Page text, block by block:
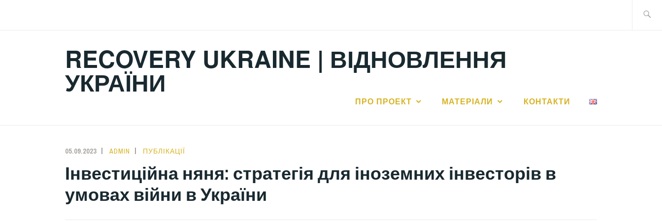
RECOVERY UKRAINE | ВІДНОВЛЕННЯ
УКРАЇНИ
ПРО ПРОЕКТ МАТЕРІАЛИ КОНТАКТИ
05.09.2023 ADMIN ПУБЛІКАЦІЇ
Інвестиційна няня: стратегія для іноземних інвесторів в
умовах війни в України